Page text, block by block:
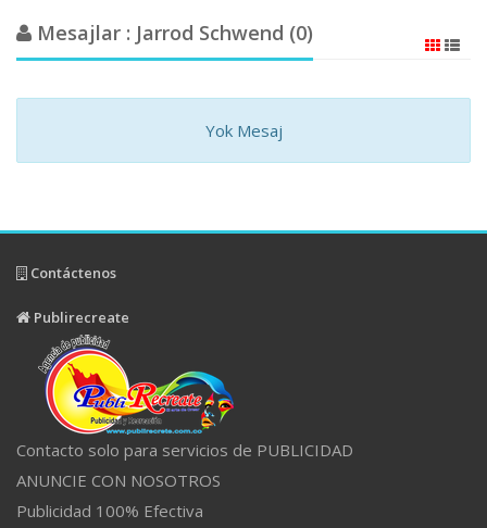
Mesajlar : Jarrod Schwend (0)
Yok Mesaj
Contáctenos
Publirecreate
Contacto solo para servicios de PUBLICIDAD
ANUNCIE CON NOSOTROS
Publicidad 100% Efectiva